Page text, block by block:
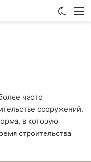
часто
сооружений.
в которую
строительства